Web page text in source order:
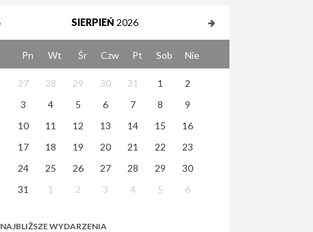
SIERPIEŃ 2026
Pn Wt Śr Czw Pt Sob Nie
27 28 29 30 31 1
2
3
4 5 6 7 8
9
10
11 12 13 14 15
16
17
18 19 20 21 22
23
24
25 26 27 28 29
30
31
1 2 3 4 5 6
NAJBLIŻSZE WYDARZENIA